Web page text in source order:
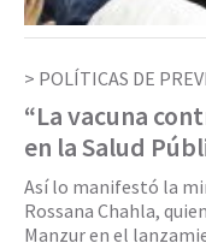
POLÍTICAS DE
“La vacuna
en la Salud
Así lo manifestó la
Rossana Chahla,
Manzur en el